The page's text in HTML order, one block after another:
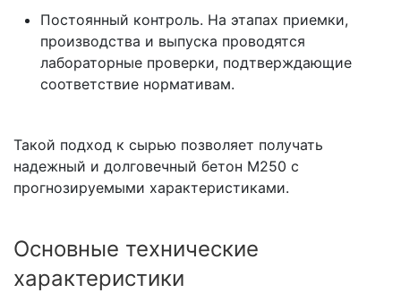
Постоянный контроль. На этапах приемки,
производства и выпуска проводятся
лабораторные проверки, подтверждающие
соответствие нормативам.
Такой подход к сырью позволяет получать
надежный и долговечный бетон М250 с
прогнозируемыми характеристиками.
Основные технические
характеристики